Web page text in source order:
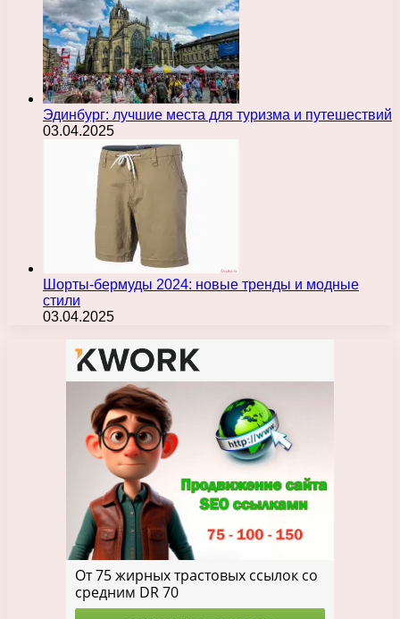
Эдинбург: лучшие места для туризма и путешествий
03.04.2025
Шорты-бермуды 2024: новые тренды и модные
стили
03.04.2025